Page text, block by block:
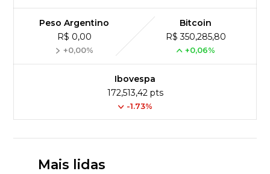
Peso Argentino
R$ 0,00
+0,00%
Bitcoin
R$ 350,285,80
+0,06%
Ibovespa
172,513,42 pts
-1.73%
Mais lidas